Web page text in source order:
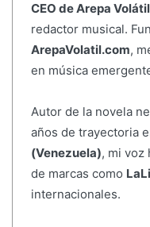
CEO de Arepa Volátil
redactor musical.
ArepaVolatil.com,
en música
Autor de la novela
años de trayectoria
(Venezuela), mi voz
de marcas como
internacionales.